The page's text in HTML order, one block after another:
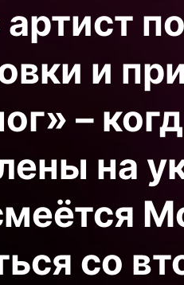
артист
и
–
на
со